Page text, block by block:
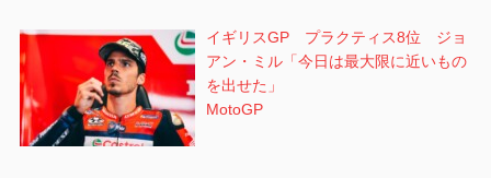
イギリスGP プラクティス8位 ジョ
アン・ミル「今日は最大限に近いもの
を出せた」
MotoGP